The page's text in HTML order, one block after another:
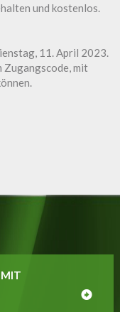
und kostenlos.
11. April 2023.
Zugangscode, mit
MIT